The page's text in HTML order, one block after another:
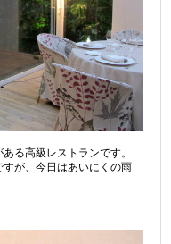
る高級レストランです。
が、今日はあいにくの雨